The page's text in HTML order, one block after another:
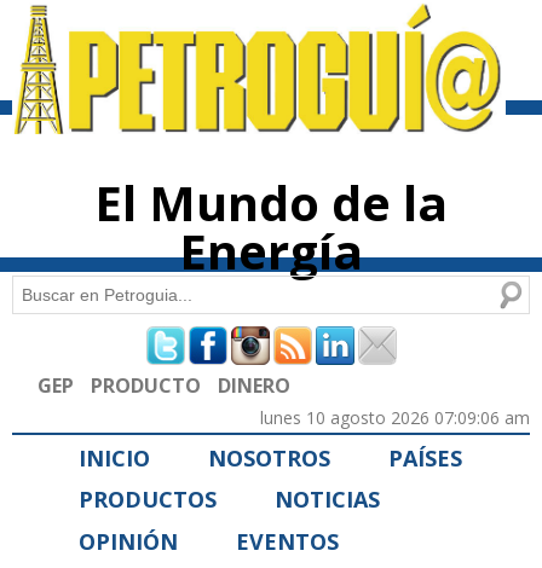
contenido
El Mundo de la
Energía
Formulario de búsqueda
Buscar
GEP PRODUCTO DINERO
lunes 10 agosto 2026 07:09:06 am
INICIO NOSOTROS
PAÍSES
PRODUCTOS
NOTICIAS
OPINIÓN
EVENTOS